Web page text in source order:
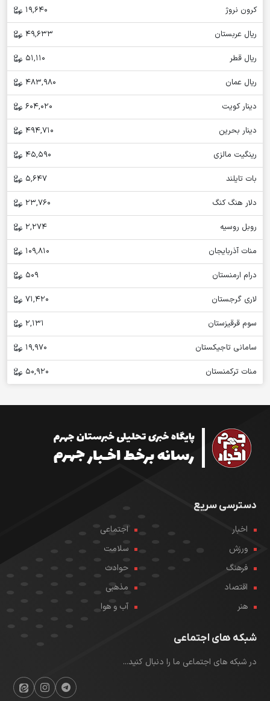
کرون نروژ
19,640
ریال عربستان
49,633
ریال قطر
51,110
ریال عمان
483,980
دینار کویت
604,020
دینار بحرین
494,710
رینگیت مالزی
45,590
بات تایلند
5,647
دلار هنگ کنگ
23,760
روبل روسیه
2,274
منات آذربایجان
109,810
درام ارمنستان
509
لاری گرجستان
71,420
سوم قرقیزستان
2,131
سامانی تاجیکستان
19,970
منات ترکمنستان
50,920
دسترسی سریع
اخبار
اجتماعی
ورزش
سلامت
فرهنگ
حوادث
اقتصاد
مذهبی
هنر
آب و هوا
شبکه های اجتماعی
در شبکه های اجتماعی ما را دنبال کنید...